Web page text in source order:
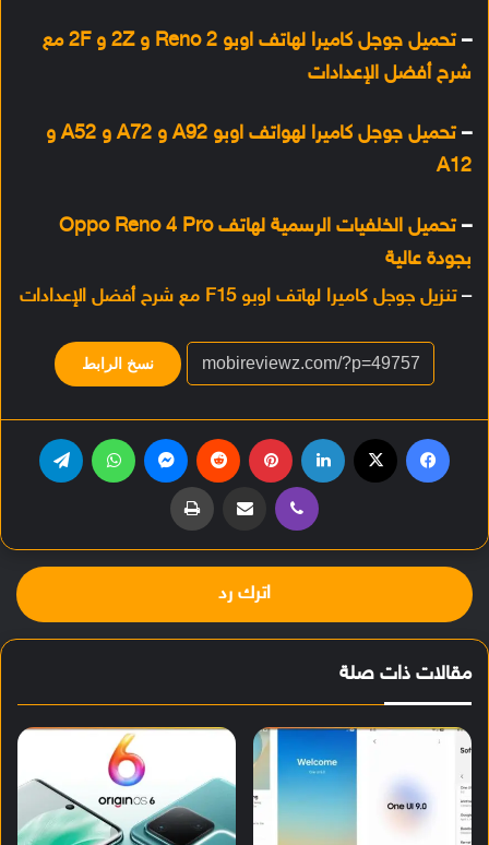
–
تحميل جوجل كاميرا لهاتف اوبو Reno 2 و 2Z و 2F مع
شرح أفضل الإعدادات
–
تحميل جوجل كاميرا لهواتف اوبو A92 و A72 و A52 و
A12
–
تحميل الخلفيات الرسمية لهاتف Oppo Reno 4 Pro
بجودة عالية
–تنزيل جوجل كاميرا لهاتف اوبو F15 مع شرح أفضل الإعدادات
نسخ الرابط
ڤايبر مشاركة عبر البريد طباعة
اترك رد
مقالات ذات صلة